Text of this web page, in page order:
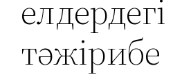
елдердегі
тәжірибе